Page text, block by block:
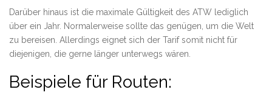
Darüber hinaus ist die maximale Gültigkeit des ATW lediglich
über ein Jahr. Normalerweise sollte das genügen, um die Welt
zu bereisen. Allerdings eignet sich der Tarif somit nicht für
diejenigen, die gerne länger unterwegs wären.
Beispiele für Routen: